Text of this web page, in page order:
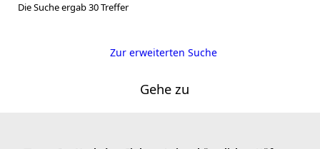
Die Suche ergab 30 Treffer
Zur erweiterten Suche
Gehe zu